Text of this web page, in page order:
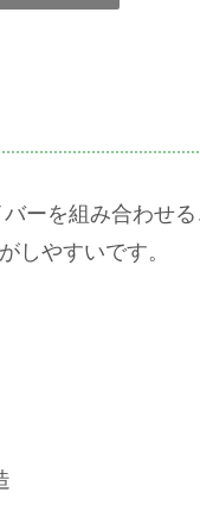
ーを組み合わせ
しやすいです。